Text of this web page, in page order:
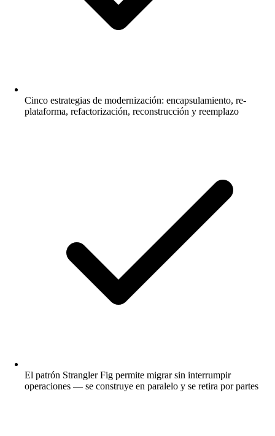
Cinco estrategias de modernización: encapsulamiento, re-
plataforma, refactorización, reconstrucción y reemplazo
El patrón Strangler Fig permite migrar sin interrumpir
operaciones — se construye en paralelo y se retira por partes